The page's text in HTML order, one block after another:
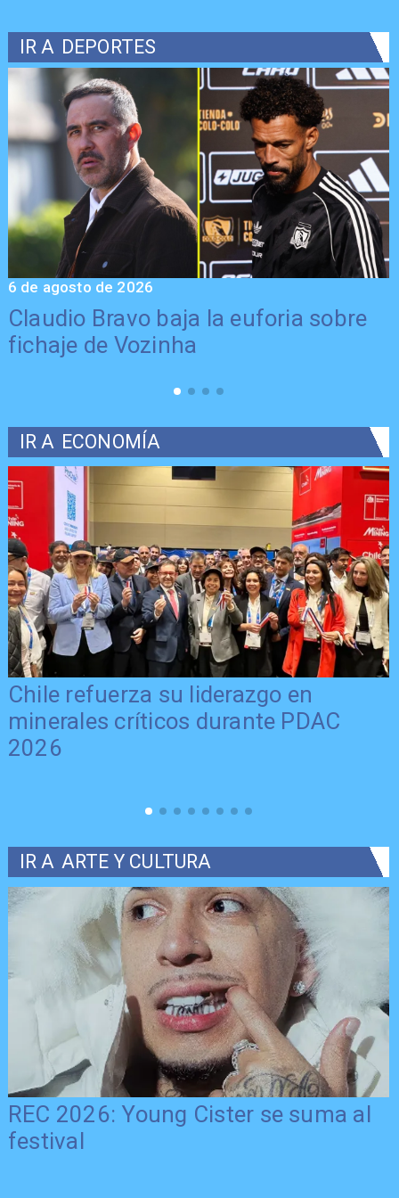
IR A DEPORTES
Claudio Bravo baja la euforia sobre
fichaje de Vozinha
6 de agosto de 2026
IR A ECONOMÍA
Chile refuerza su liderazgo en
minerales críticos durante PDAC
2026
IR A ARTE Y CULTURA
REC 2026: Young Cister se suma al
festival